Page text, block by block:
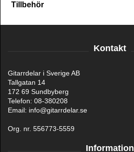
Tillbehör
Kontakt
Gitarrdelar i Sverige AB
Tallgatan 14
172 69 Sundbyberg
Telefon: 08-380208
Email: info@gitarrdelar.se
Org. nr. 556773-5559
Information